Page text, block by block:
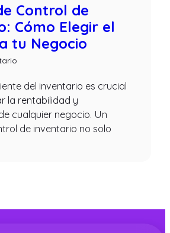
Control de
Cómo Elegir el
tu Negocio
del inventario es crucial
la rentabilidad y
cualquier negocio. Un
de inventario no solo